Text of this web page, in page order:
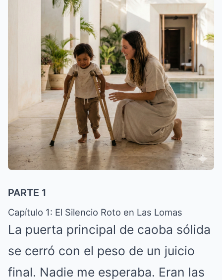
PARTE 1
Capítulo 1: El Silencio Roto en Las Lomas
La puerta principal de caoba sólida
se cerró con el peso de un juicio
final. Nadie me esperaba. Eran las